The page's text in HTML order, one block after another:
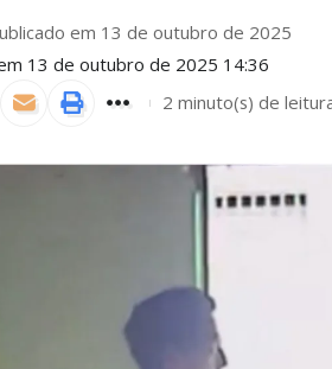
13 de outubro de 2025 14:36
em 13 de outubro de 2025
2 minuto(s) de